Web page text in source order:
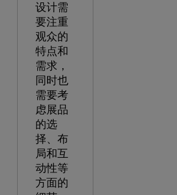
设计需
要注重
观众的
特点和
需求，
同时也
需要考
虑展品
的选
择、布
局和互
动性等
方面的